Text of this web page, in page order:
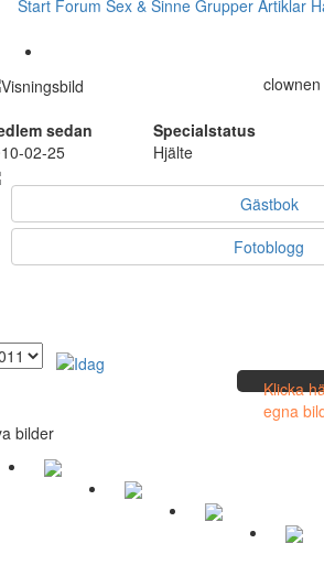
Start Forum Sex & Sinne Grupper Artiklar
clownen
sedan
Specialstatus
02-25
Hjälte
Gästbok
Fotoblogg
Klicka
egna
bilder